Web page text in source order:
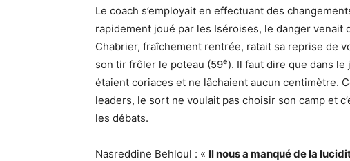
Le coach s’employait en effectuant des
rapidement joué par les Iséroises, le danger venait
Chabrier, fraîchement rentrée, ratait sa reprise de
son tir frôler le poteau (59e). Il faut dire que dans
étaient coriaces et ne lâchaient aucun centimètre.
leaders, le sort ne voulait pas choisir son camp et
les débats.
Nasreddine Behloul : « Il nous a manqué de la